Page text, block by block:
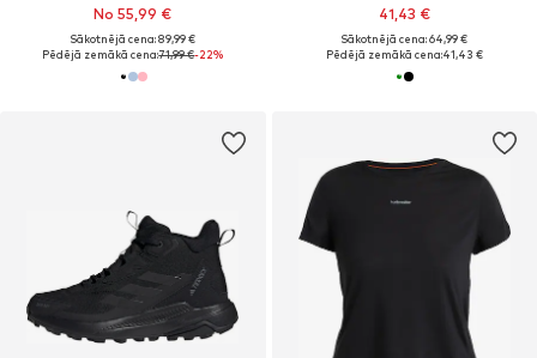
No 55,99 €
Sākotnējā cena: 89,99 €
Pēdējā zemākā cena:71,99 €-22%
41,43 €
Sākotnējā cena: 64,99 €
Pēdējā zemākā cena:41,43 €